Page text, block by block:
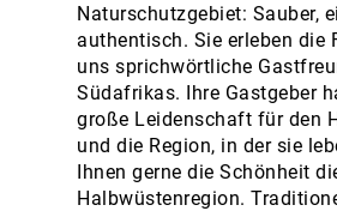
Naturschutzgebiet: Sauber,
authentisch. Sie erleben die
uns sprichwörtliche
Südafrikas. Ihre Gastgeber
große Leidenschaft für den
und die Region, in der sie
Ihnen gerne die Schönheit
Halbwüstenregion.